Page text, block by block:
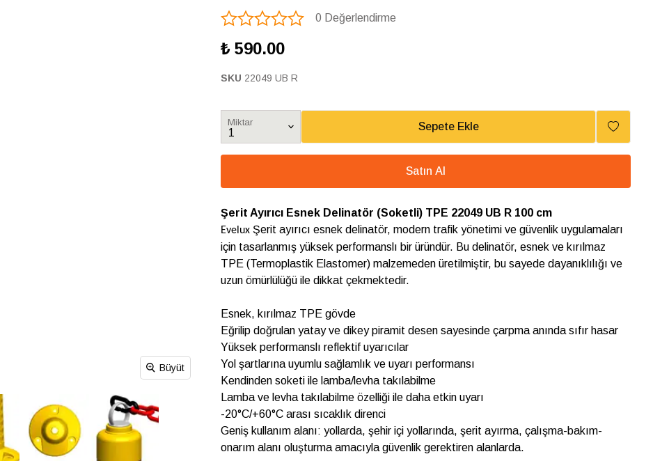
Büyüt
0 Değerlendirme
₺ 590.00
SKU 22049 UB R
Miktar Sepete Ekle
Satın Al
Şerit Ayırıcı Esnek Delinatör (Soketli) TPE 22049 UB R 100 cm
Evelux Şerit ayırıcı esnek delinatör, modern trafik yönetimi ve güvenlik uygulamaları
için tasarlanmış yüksek performanslı bir üründür. Bu delinatör, esnek ve kırılmaz
TPE (Termoplastik Elastomer) malzemeden üretilmiştir, bu sayede dayanıklılığı ve
uzun ömürlülüğü ile dikkat çekmektedir.
Esnek, kırılmaz TPE gövde
Eğrilip doğrulan yatay ve dikey piramit desen sayesinde çarpma anında sıfır hasar
Yüksek performanslı reflektif uyarıcılar
Yol şartlarına uyumlu sağlamlık ve uyarı performansı
Kendinden soketi ile lamba/levha takılabilme
Lamba ve levha takılabilme özelliği ile daha etkin uyarı
-20°C/+60°C arası sıcaklık direnci
Geniş kullanım alanı: yollarda, şehir içi yollarında, şerit ayırma, çalışma-bakım-
onarım alanı oluşturma amacıyla güvenlik gerektiren alanlarda.